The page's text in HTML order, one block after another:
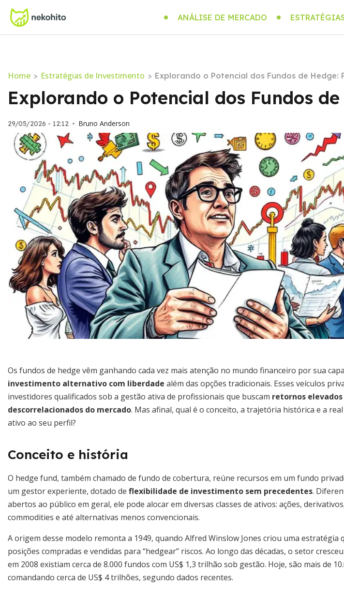
ANÁLISE DE MERCADO
Home > Estratégias de Investimento > Explorando o Potencial dos Fundos de Hedge:
Explorando o Potencial dos Fundos
29/05/2026 - 12:12 • Bruno Anderson
Os fundos de hedge vêm ganhando cada vez mais atenção no mundo financeiro por sua
investimento alternativo com liberdade além das opções tradicionais. Esses veículos
investidores qualificados sob a gestão ativa de profissionais que buscam retornos elevados
descorrelacionados do mercado. Mas afinal, qual é o conceito, a trajetória histórica e a
ativo ao seu perfil?
Conceito e história
O hedge fund, também chamado de fundo de cobertura, reúne recursos em um fundo
um gestor experiente, dotado de flexibilidade de investimento sem precedentes.
abertos ao público em geral, ele pode alocar em diversas classes de ativos: ações,
commodities e até alternativas menos convencionais.
A origem desse modelo remonta a 1949, quando Alfred Winslow Jones criou uma estratégia
posições compradas e vendidas para “hedgear” riscos. Ao longo das décadas, o setor
em 2008 existiam cerca de 8.000 fundos com US$ 1,3 trilhão sob gestão. Hoje, são mais de
comandando cerca de US$ 4 trilhões, segundo dados recentes.